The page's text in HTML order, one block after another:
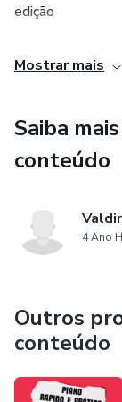
edição
- Mercado da
empresários e
carreira e vida
Mostrar mais
Saiba
conteúdo
4 Ano
Outros
conteúdo